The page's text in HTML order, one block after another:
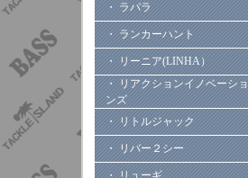
・ ラパラ
・ ランカーハント
・ リーニア(LINHA）
・ リアクションイノベーショ
ンズ
・ リトルジャック
・ リバー２シー
・ リューギ